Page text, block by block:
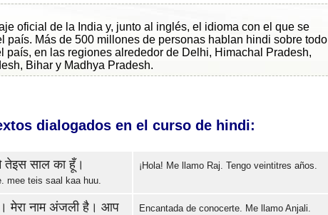
oficial de la India y, junto al inglés, el idioma con el que se
país. Más de 500 millones de personas hablan hindi sobre todo
país, en las regiones alrededor de Delhi, Himachal Pradesh,
Bihar y Madhya Pradesh.
dialogados en el curso de hindi:
Error loading: "https://www.idiomaspc.com/curso-aprender-hindu-basico/audio/3004.mp3"
तेइस साल का हूँ।
mee teis saal kaa huu.
¡Hola! Me llamo Raj. Tengo veintitres años.
मेरा नाम अंजली है। आप
Encantada de conocerte. Me llamo Anjali.